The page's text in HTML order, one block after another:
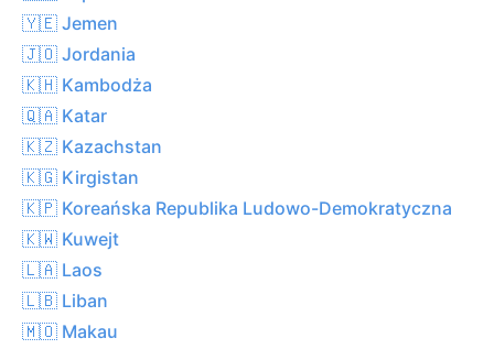
🇾🇪 Jemen
🇯🇴 Jordania
🇰🇭 Kambodża
🇶🇦 Katar
🇰🇿 Kazachstan
🇰🇬 Kirgistan
🇰🇵 Koreańska Republika Ludowo-Demokratyczna
🇰🇼 Kuwejt
🇱🇦 Laos
🇱🇧 Liban
🇲🇴 Makau